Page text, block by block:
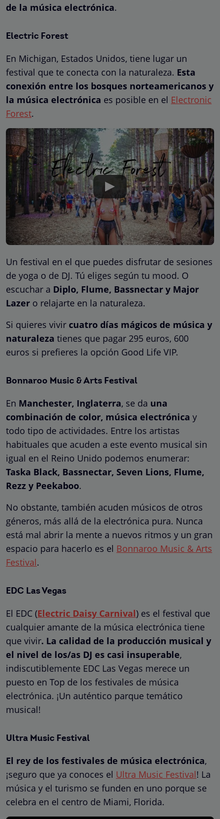
de la música electrónica.
Electric Forest
En Michigan, Estados Unidos, tiene lugar un
festival que te conecta con la naturaleza. Esta
conexión entre los bosques norteamericanos y
la música electrónica es posible en el Electronic
Forest.
Un festival en el que puedes disfrutar de sesiones
de yoga o de DJ. Tú eliges según tu mood. O
escuchar a Diplo, Flume, Bassnectar y Major
Lazer o relajarte en la naturaleza.
Si quieres vivir cuatro días mágicos de música y
naturaleza tienes que pagar 295 euros, 600
euros si prefieres la opción Good Life VIP.
Bonnaroo Music & Arts Festival
En Manchester, Inglaterra, se da una
combinación de color, música electrónica y
todo tipo de actividades. Entre los artistas
habituales que acuden a este evento musical sin
igual en el Reino Unido podemos enumerar:
Taska Black, Bassnectar, Seven Lions, Flume,
Rezz y Peekaboo.
No obstante, también acuden músicos de otros
géneros, más allá de la electrónica pura. Nunca
está mal abrir la mente a nuevos ritmos y un gran
espacio para hacerlo es el Bonnaroo Music & Arts
Festival.
EDC Las Vegas
El EDC (Electric Daisy Carnival) es el festival que
cualquier amante de la música electrónica tiene
que vivir. La calidad de la producción musical y
el nivel de los/as DJ es casi insuperable,
indiscutiblemente EDC Las Vegas merece un
puesto en Top de los festivales de música
electrónica. ¡Un auténtico parque temático
musical!
Ultra Music Festival
El rey de los festivales de música electrónica,
¡seguro que ya conoces el Ultra Music Festival! La
música y el turismo se funden en uno porque se
celebra en el centro de Miami, Florida.